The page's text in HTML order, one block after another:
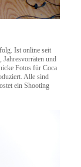
Ist online seit
und
Fotos für Coca
Alle sind
ein Shooting